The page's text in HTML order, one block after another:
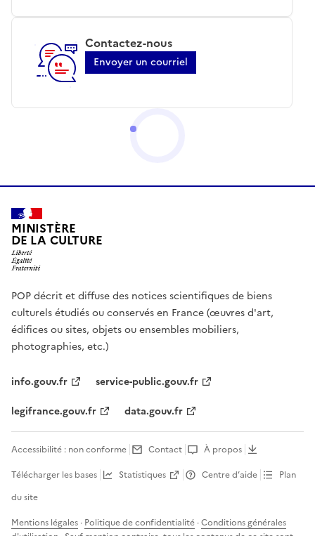
Contactez-nous
Envoyer un courriel
MINISTÈRE
DE LA CULTURE
POP décrit et diffuse des notices scientifiques de biens
culturels étudiés ou conservés en France (œuvres d'art,
édifices ou sites, objets ou ensembles mobiliers,
photographies, etc.)
info.gouv.fr
service-public.gouv.fr
legifrance.gouv.fr
data.gouv.fr
Accessibilité : non conforme Contact
À propos
Télécharger les bases
Statistiques Centre d’aide
Plan
du site
Mentions légales · Politique de confidentialité ·Conditions générales